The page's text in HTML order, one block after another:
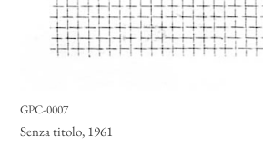
GPC-0007
Senza titolo, 1961